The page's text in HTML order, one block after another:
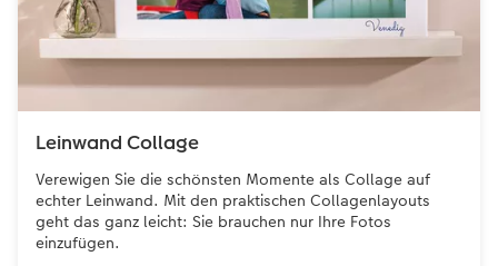
Leinwand Collage
Verewigen Sie die schönsten Momente als Collage auf
echter Leinwand. Mit den praktischen Collagenlayouts
geht das ganz leicht: Sie brauchen nur Ihre Fotos
einzufügen.